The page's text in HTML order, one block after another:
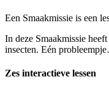
Een Smaakmissie is een
In deze Smaakmissie
insecten. Eén
Zes interactieve lessen